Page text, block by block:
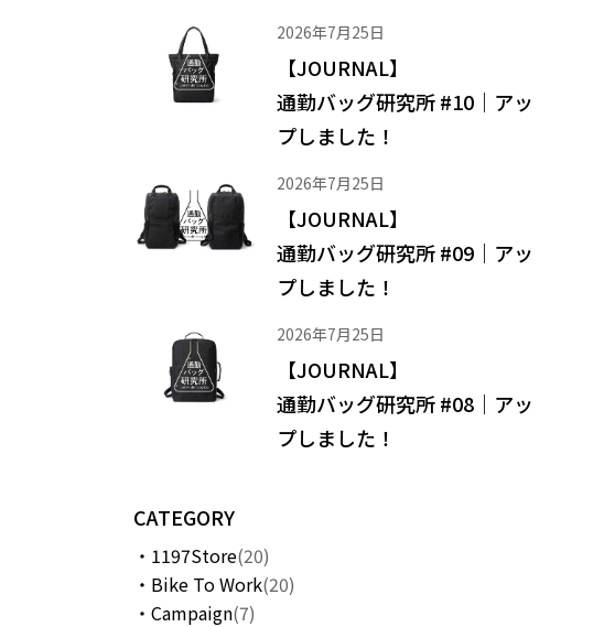
2026年7月25日
【JOURNAL】
通勤バッグ研究所 #10｜アッ
プしました！
2026年7月25日
【JOURNAL】
通勤バッグ研究所 #09｜アッ
プしました！
2026年7月25日
【JOURNAL】
通勤バッグ研究所 #08｜アッ
プしました！
CATEGORY
1197Store(20)
Bike To Work(20)
Campaign(7)